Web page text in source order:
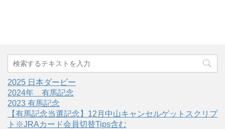
2025 日本ダービー
2024年 有馬記念
2023 有馬記念
【有馬記念当選記念】12月中山キャンセルゲットスクリプ
ト※JRAカード会員切替Tips含む